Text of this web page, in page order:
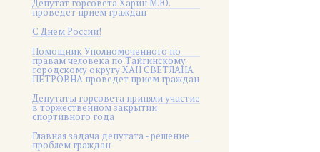
Депутат горсовета Харин М.Ю.
проведет прием граждан
С Днем России!
Помощник Уполномоченного по
правам человека по Тайгинскому
городскому округу ХАН СВЕТЛАНА
ПЕТРОВНА проведет прием граждан
Депутаты горсовета приняли участие
в торжественном закрытии
спортивного года
Главная задача депутата - решение
проблем граждан